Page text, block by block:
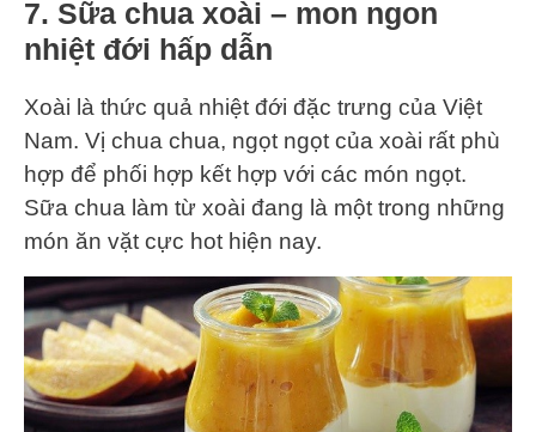
7. Sữa chua xoài – mon ngon
nhiệt đới hấp dẫn
Xoài là thức quả nhiệt đới đặc trưng của Việt
Nam. Vị chua chua, ngọt ngọt của xoài rất phù
hợp để phối hợp kết hợp với các món ngọt.
Sữa chua làm từ xoài đang là một trong những
món ăn vặt cực hot hiện nay.